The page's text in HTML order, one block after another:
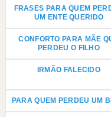
FRASES PARA QUEM
UM ENTE QUERIDO
CONFORTO PARA MÃE
PERDEU O FILHO
IRMÃO FALECIDO
PARA QUEM PERDEU UM